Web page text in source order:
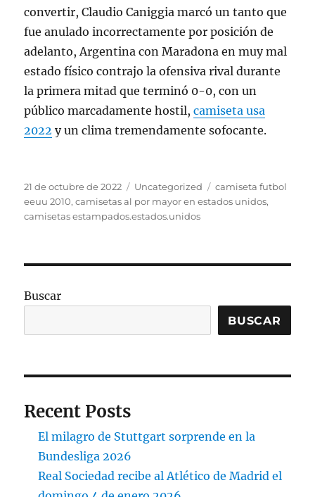
convertir, Claudio Caniggia marcó un tanto que
fue anulado incorrectamente por posición de
adelanto, Argentina con Maradona en muy mal
estado físico contrajo la ofensiva rival durante
la primera mitad que terminó 0-0, con un
público marcadamente hostil,camiseta usa
2022 y un clima tremendamente sofocante.
Publicado
el
21 de octubre de 2022 Categorías
Uncategorized Etiquetas
camiseta futbol
eeuu 2010,camisetas al por mayor en estados unidos,
camisetas estampados.estados.unidos
Buscar
BUSCAR
Recent Posts
El milagro de Stuttgart sorprende en la
Bundesliga 2026
Real Sociedad recibe al Atlético de Madrid el